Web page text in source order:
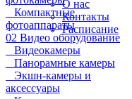
О нас
Контакты
Расписание
Компактные
фотоаппараты
02 Видео оборудование
Видеокамеры
Панорамные камеры
Экшн-камеры и
аксессуары